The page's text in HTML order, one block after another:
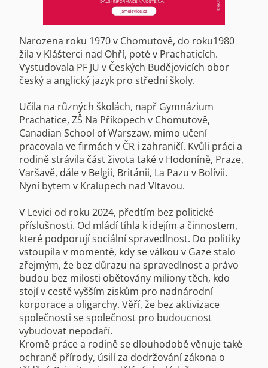
Narozena roku 1970 v Chomutově, do roku1980
žila v Klášterci nad Ohří, poté v Prachaticích.
Vystudovala PF JU v Českých Budějovicích obor
český a anglický jazyk pro střední školy.
Učila na různých školách, např Gymnázium
Prachatice, ZŠ Na Příkopech v Chomutově,
Canadian School of Warszaw, mimo učení
pracovala ve firmách v ČR i zahraničí. Kvůli práci a
rodině strávila část života také v Hodoníně, Praze,
Varšavě, dále v Belgii, Británii, La Pazu v Bolívii.
Nyní bytem v Kralupech nad Vltavou.
V Levici od roku 2024, předtím bez politické
příslušnosti. Od mládí tíhla k idejím a činnostem,
které podporují sociální spravedlnost. Do politiky
vstoupila v momentě, kdy se válkou v Gaze stalo
zřejmým, že bez důrazu na spravedlnost a právo
budou bez milosti obětovány miliony těch, kdo
stojí v cestě vyšším ziskům pro nadnárodní
korporace a oligarchy. Věří, že bez aktivizace
společnosti se společnost pro budoucnost
vybudovat nepodaří.
Kromě práce a rodině se dlouhodobě věnuje také
ochraně přírody, úsilí za dodržování zákona o